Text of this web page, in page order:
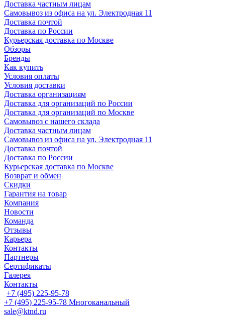
Доставка частным лицам
Самовывоз из офиса на ул. Электродная 11
Доставка почтой
Доставка по России
Курьерская доставка по Москве
Обзоры
Бренды
Как купить
Условия оплаты
Условия доставки
Доставка организациям
Доставка для организаций по России
Доставка для организаций по Москве
Самовывоз с нашего склада
Доставка частным лицам
Самовывоз из офиса на ул. Электродная 11
Доставка почтой
Доставка по России
Курьерская доставка по Москве
Возврат и обмен
Скидки
Гарантия на товар
Компания
Новости
Команда
Отзывы
Карьера
Контакты
Партнеры
Сертификаты
Галерея
Контакты
+7 (495) 225-95-78
+7 (495) 225-95-78 Многоканальный
sale@ktnd.ru